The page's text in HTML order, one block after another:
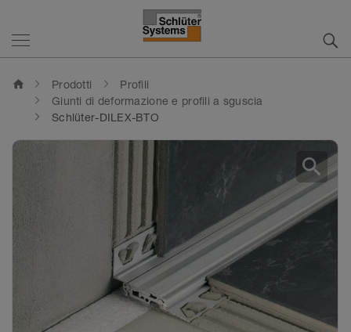
home Prodotti
Profili
Giunti di deformazione e profili a sguscia
Schlüter-DILEX-BTO
search